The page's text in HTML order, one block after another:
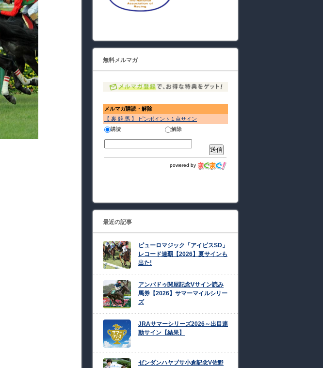
無料メルマガ
メルマガ購読・解除
【 裏 競 馬 】 ピンポイント１点サイン
購読
解除
powered by
最近の記事
ピューロマジック「アイビスSD」
レコード連覇【2026】夏サインも
出た!
アンパドゥ関屋記念Vサイン読み
馬券【2026】サマーマイルシリー
ズ
JRAサマーシリーズ2026～出目連
動サイン【結果】
ゼンダンハヤブサ小倉記念V佐野